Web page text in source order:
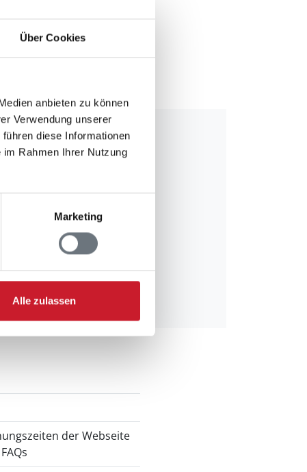
Über Cookies
anbieten zu können
Verwendung unserer
diese Informationen
Rahmen Ihrer Nutzung
Marketing
Alle zulassen
dänische
hinaus in die
der Webseite